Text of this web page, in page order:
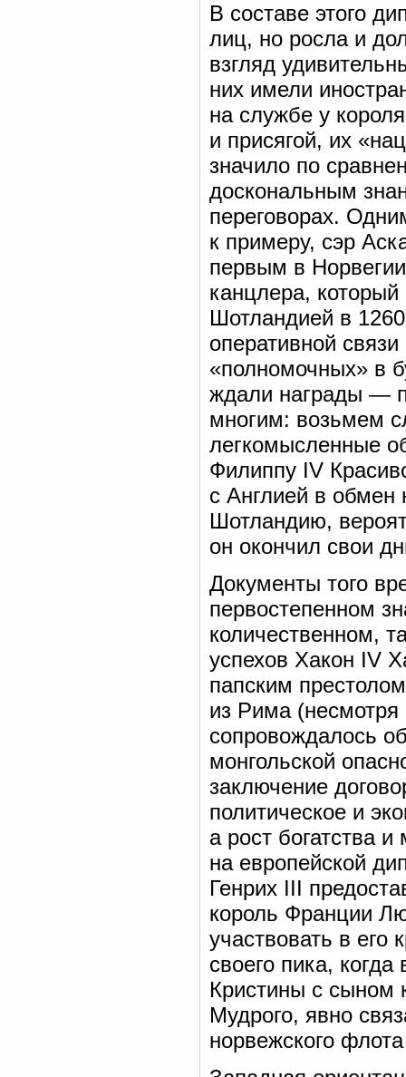
В составе этого
лиц, но росла и
взгляд
них имели
на службе у
и присягой, их
значило по
доскональным
переговорах.
к примеру, сэр
первым в
канцлера, который
Шотландией в
оперативной
«полномочных» в
ждали награды —
многим: возьмем
легкомысленные
Филиппу IV
с Англией в обмен
Шотландию,
он окончил свои
Документы того
первостепенном
количественном,
успехов Хакон IV
папским
из Рима
сопровождалось
монгольской
заключение
политическое и
а рост богатства
на европейской
Генрих III
король Франции
участвовать в его
своего пика,
Кристины с сыном
Мудрого, явно
норвежского